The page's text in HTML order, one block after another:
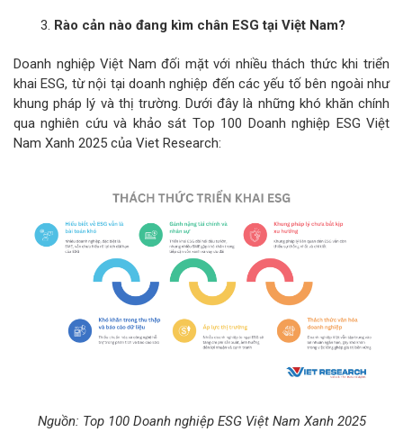
Rào cản nào đang kìm chân ESG tại Việt Nam?
Doanh nghiệp Việt Nam đối mặt với nhiều thách thức khi triển
khai ESG, từ nội tại doanh nghiệp đến các yếu tố bên ngoài như
khung pháp lý và thị trường. Dưới đây là những khó khăn chính
qua nghiên cứu và khảo sát Top 100 Doanh nghiệp ESG Việt
Nam Xanh 2025 của Viet Research:
Nguồn: Top 100 Doanh nghiệp ESG Việt Nam Xanh 2025